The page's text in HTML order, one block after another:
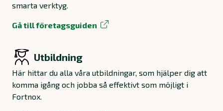
smarta verktyg.
Gå till företagsguiden
Utbildning
Här hittar du alla våra utbildningar, som hjälper dig att
komma igång och jobba så effektivt som möjligt i
Fortnox.